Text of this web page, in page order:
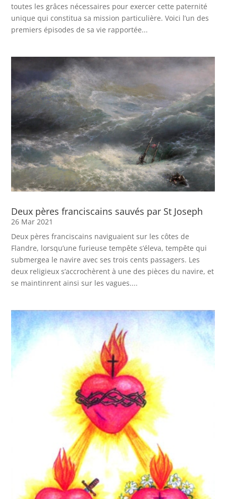
toutes les grâces nécessaires pour exercer cette paternité
unique qui constitua sa mission particulière. Voici l’un des
premiers épisodes de sa vie rapportée...
Deux pères franciscains sauvés par St Joseph
26 Mar 2021
Deux pères franciscains naviguaient sur les côtes de
Flandre, lorsqu’une furieuse tempête s’éleva, tempête qui
submergea le navire avec ses trois cents passagers. Les
deux religieux s’accrochèrent à une des pièces du navire, et
se maintinrent ainsi sur les vagues....